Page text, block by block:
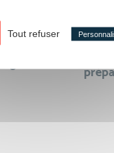
Tout refuser